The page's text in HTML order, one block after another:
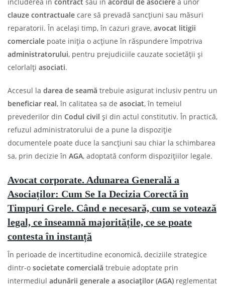
clauze contractuale care să prevadă sancțiuni sau măsuri
reparatorii. În același timp, în cazuri grave, avocat litigii
comerciale poate iniția o acțiune în răspundere împotriva
administratorului, pentru prejudiciile cauzate societății și
celorlalți asociati.
Accesul la darea de seamă trebuie asigurat inclusiv pentru un
beneficiar real, în calitatea sa de asociat, în temeiul
prevederilor din Codul civil și din actul constitutiv. În practică,
refuzul administratorului de a pune la dispoziție
documentele poate duce la sancțiuni sau chiar la schimbarea
sa, prin decizie în AGA, adoptată conform dispozițiilor legale.
Avocat corporate. Adunarea Generală a
Asociaților: Cum Se Ia Decizia Corectă în
Timpuri Grele. Când e necesară, cum se votează
legal, ce înseamnă majoritățile, ce se poate
contesta în instanță
În perioade de incertitudine economică, deciziile strategice
dintr-o societate comercială trebuie adoptate prin
intermediul adunării generale a asociaților (AGA) reglementat